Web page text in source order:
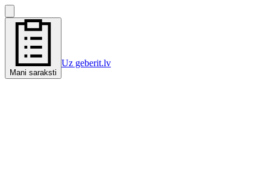
Mani saraksti
Uz geberit.lv